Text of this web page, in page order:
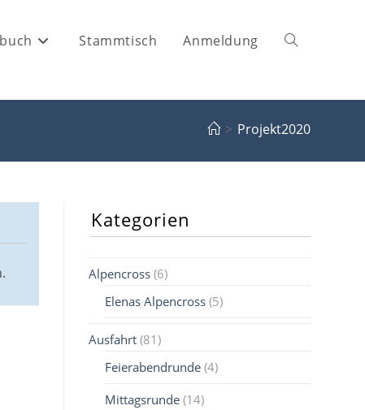
Stammtisch Anmeldung Website-
Suche
> Projekt2020
Kategorien
Alpencross (6)
Elenas Alpencross (5)
Ausfahrt (81)
Feierabendrunde (4)
Mittagsrunde (14)